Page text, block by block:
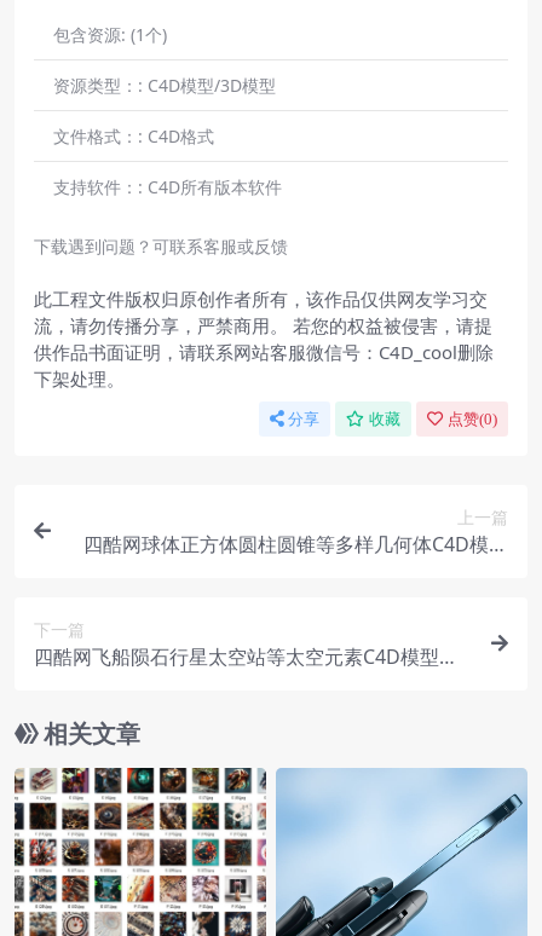
包含资源: (1个)
资源类型：: C4D模型/3D模型
文件格式：: C4D格式
支持软件：: C4D所有版本软件
下载遇到问题？可联系客服或反馈
此工程文件版权归原创作者所有，该作品仅供网友学习交
流，请勿传播分享，严禁商用。 若您的权益被侵害，请提
供作品书面证明，请联系网站客服微信号：C4D_cool删除
下架处理。
分享 收藏 点赞(0)
上一篇
四酷网球体正方体圆柱圆锥等多样几何体C4D模型
下一篇
四酷网飞船陨石行星太空站等太空元素C4D模型合
相关文章